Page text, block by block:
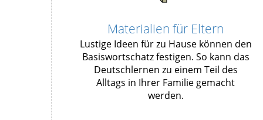
Materialien für Eltern
Lustige Ideen für zu Hause können den
Basiswortschatz festigen. So kann das
Deutschlernen zu einem Teil des
Alltags in Ihrer Familie gemacht
werden.